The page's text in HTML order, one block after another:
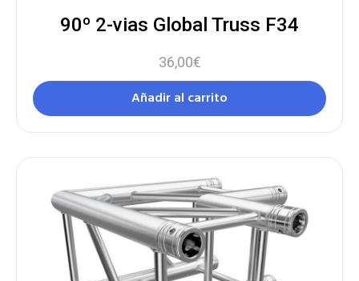
90º 2-vias Global Truss F34
36,00€
Añadir al carrito